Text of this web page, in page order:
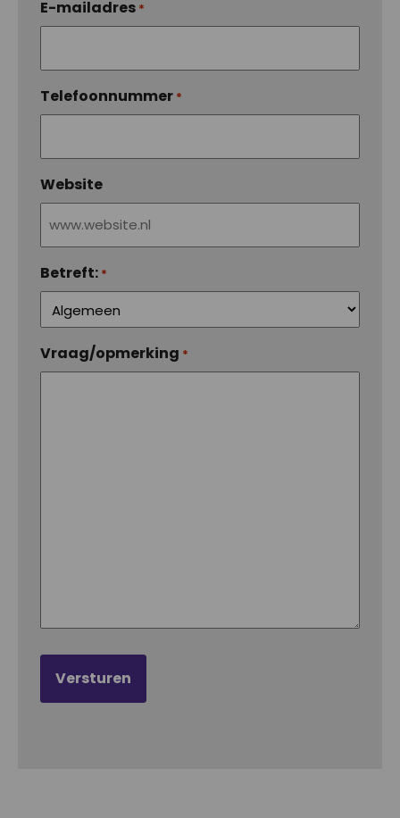
E-mailadres *
Telefoonnummer *
Website
Betreft: *
Vraag/opmerking *